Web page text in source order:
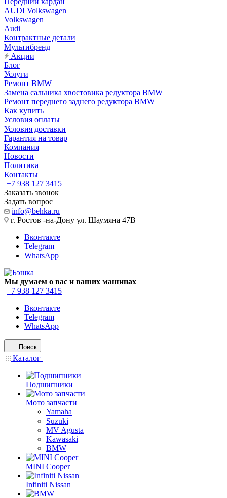
AUDI Volkswagen
Volkswagen
Audi
Контрактные детали
Мультибренд
Акции
Блог
Услуги
Ремонт BMW
Замена сальника хвостовика редуктора BMW
Ремонт переднего заднего редуктора BMW
Как купить
Условия оплаты
Условия доставки
Гарантия на товар
Компания
Новости
Политика
Контакты
+7 938 127 3415
Заказать звонок
Задать вопрос
info@behka.ru
г. Ростов -на-Дону ул. Шаумяна 47В
Вконтакте
Telegram
WhatsApp
Мы думаем о вас и ваших машинах
+7 938 127 3415
Вконтакте
Telegram
WhatsApp
Поиск
Каталог
Подшипники
Мото запчасти
Yamaha
Suzuki
MV Agusta
Kawasaki
BMW
MINI Cooper
Infiniti Nissan